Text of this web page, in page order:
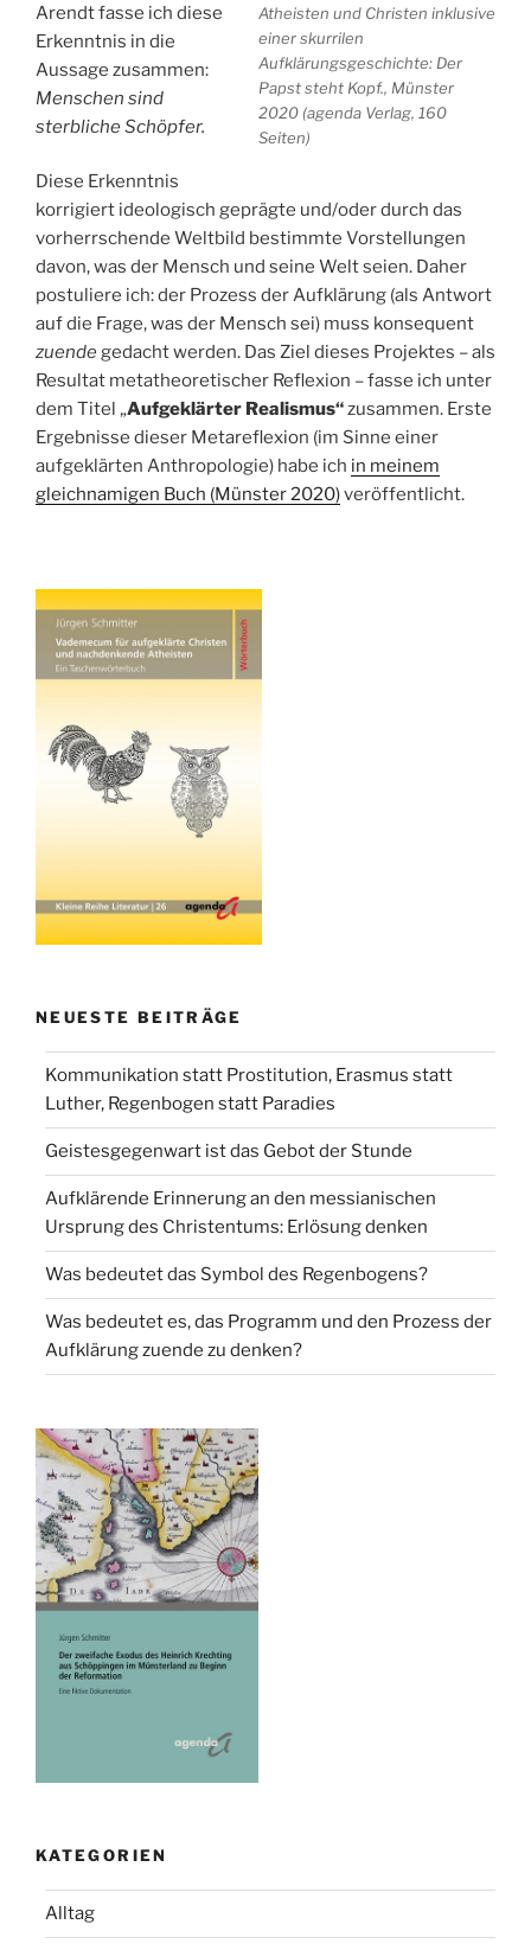
Atheisten und Christen inklusive
einer skurrilen
Aufklärungsgeschichte: Der
Papst steht Kopf., Münster
2020 (agenda Verlag, 160
Seiten)
Arendt fasse ich diese
Erkenntnis in die
Aussage zusammen:
Menschen sind
sterbliche Schöpfer.
Diese Erkenntnis
korrigiert ideologisch geprägte und/oder durch das
vorherrschende Weltbild bestimmte Vorstellungen
davon, was der Mensch und seine Welt seien. Daher
postuliere ich: der Prozess der Aufklärung (als Antwort
auf die Frage, was der Mensch sei) muss konsequent
zuendegedacht werden. Das Ziel dieses Projektes – als
Resultat metatheoretischer Reflexion – fasse ich unter
dem Titel „Aufgeklärter Realismus“zusammen. Erste
Ergebnisse dieser Metareflexion (im Sinne einer
aufgeklärten Anthropologie) habe ich in meinem
gleichnamigen Buch (Münster 2020)veröffentlicht.
NEUESTE BEITRÄGE
Kommunikation statt Prostitution, Erasmus statt
Luther, Regenbogen statt Paradies
Geistesgegenwart ist das Gebot der Stunde
Aufklärende Erinnerung an den messianischen
Ursprung des Christentums: Erlösung denken
Was bedeutet das Symbol des Regenbogens?
Was bedeutet es, das Programm und den Prozess der
Aufklärung zuende zu denken?
KATEGORIEN
Alltag